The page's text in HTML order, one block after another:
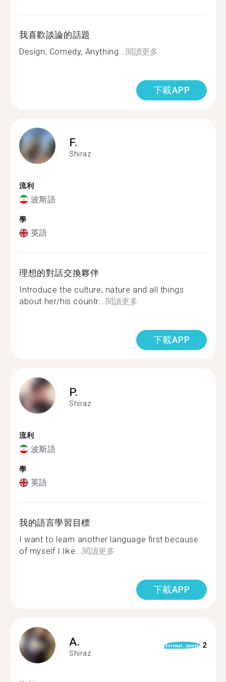
我喜歡談論的話題
Design, Comedy, Anything...閱讀更多
下載APP
F.
Shiraz
流利
波斯語
學
英語
理想的對話交換夥伴
Introduce the culture, nature and all things
about her/his countr...閱讀更多
下載APP
P.
Shiraz
流利
波斯語
學
英語
我的語言學習目標
I want to learn another language first because
of myself I like...閱讀更多
下載APP
A.
Shiraz
format_quote 2